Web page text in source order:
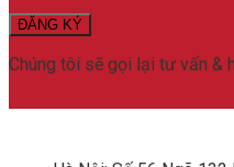
Chúng tôi sẽ gọi lại tư vấn &